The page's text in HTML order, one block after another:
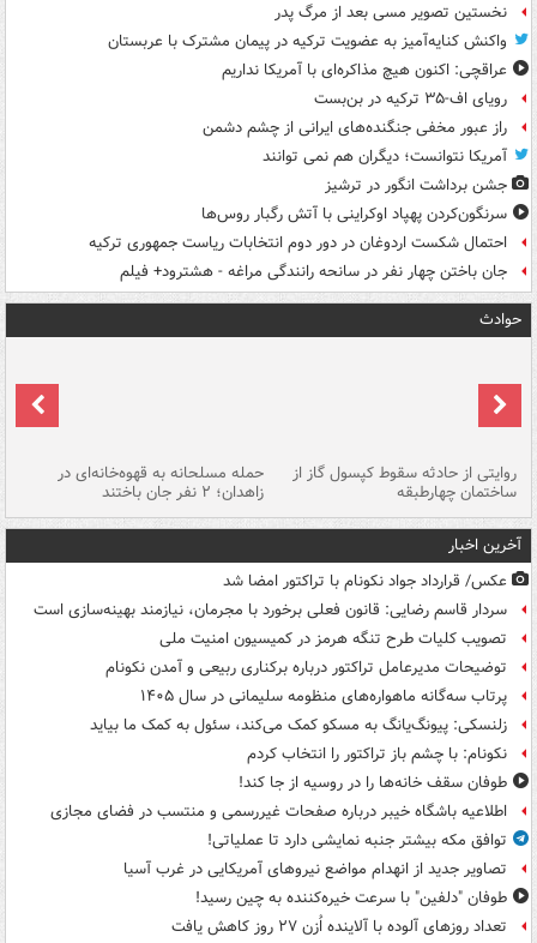
نخستین تصویر مسی بعد از مرگ پدر
واکنش کنایه‌آمیز به عضویت ترکیه در پیمان مشترک با عربستان
عراقچی: اکنون هیچ مذاکره‌ای با آمریکا نداریم
رویای اف-۳۵ ترکیه در بن‌بست
راز عبور مخفی جنگنده‌های ایرانی از چشم دشمن
آمریکا نتوانست؛ دیگران هم نمی توانند
جشن برداشت انگور در ترشیز
سرنگون‌کردن پهپاد اوکراینی با آتش رگبار روس‌ها
احتمال شکست اردوغان در دور دوم انتخابات ریاست جمهوری ترکیه
جان باختن چهار نفر در سانحه رانندگی مراغه - هشترود+ فیلم
حوادث
روایتی از حادثه سقوط کپسول گاز از
ساختمان چهارطبقه
حمله مسلحانه به قهوه‌خانه‌ای در
زاهدان؛ ۲ نفر جان باختند
آخرین اخبار
عکس/ قرارداد جواد نکونام با تراکتور امضا شد
سردار قاسم رضایی: قانون فعلی برخورد با مجرمان، نیازمند بهینه‌سازی است
تصویب کلیات طرح تنگه هرمز در کمیسیون امنیت ملی
توضیحات مدیرعامل تراکتور درباره برکناری ربیعی و آمدن نکونام
پرتاب سه‌گانه ماهواره‌های منظومه سلیمانی در سال ۱۴۰۵
زلنسکی: پیونگ‌یانگ به مسکو کمک می‌کند، سئول به کمک ما بیاید
نکونام: با چشم باز تراکتور را انتخاب کردم
طوفان سقف خانه‌ها را در روسیه از جا ‌کند!
اطلاعیه باشگاه خیبر درباره صفحات غیررسمی و منتسب در فضای مجازی
توافق مکه بیشتر جنبه نمایشی دارد تا عملیاتی!
تصاویر جدید از انهدام مواضع نیروهای آمریکایی در غرب آسیا
طوفان "دلفین" با سرعت خیره‌کننده به چین رسید!
تعداد روزهای آلوده با آلاینده اُزن ۲۷ روز کاهش یافت